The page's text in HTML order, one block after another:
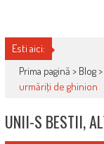
Esti aici:
Prima pagină > Blog>
urmăriţi de ghinion
UNII-S BESTII,